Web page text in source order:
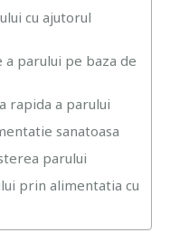
cu ajutorul
parului pe baza de
rapida a parului
sanatoasa
parului
prin alimentatia cu